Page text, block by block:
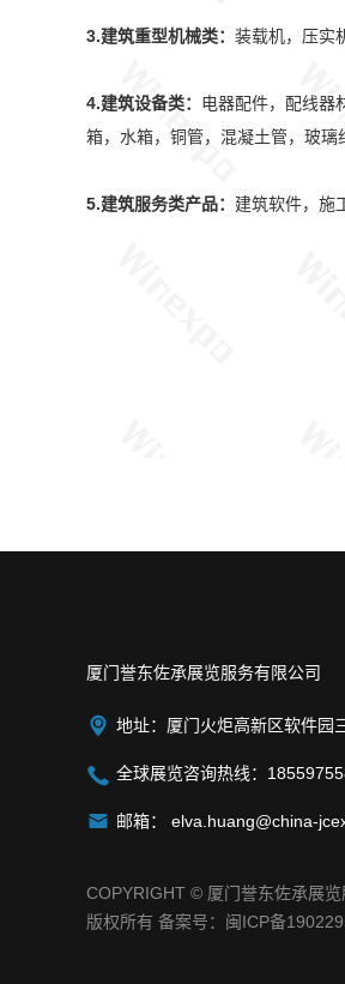
3.建筑重型机械类： 装载机，压实
4.建筑设备类： 电器配件，配线器
箱，水箱，铜管，混凝土管，玻璃
5.建筑服务类产品： 建筑软件，施
厦门誉东佐承展览服务有限公司
 地址：厦门火炬高新区软件园
 全球展览咨询热线：
 邮箱： elva.huang@china-
COPYRIGHT © 厦门誉东佐承展览
版权所有 备案号： 闽ICP备